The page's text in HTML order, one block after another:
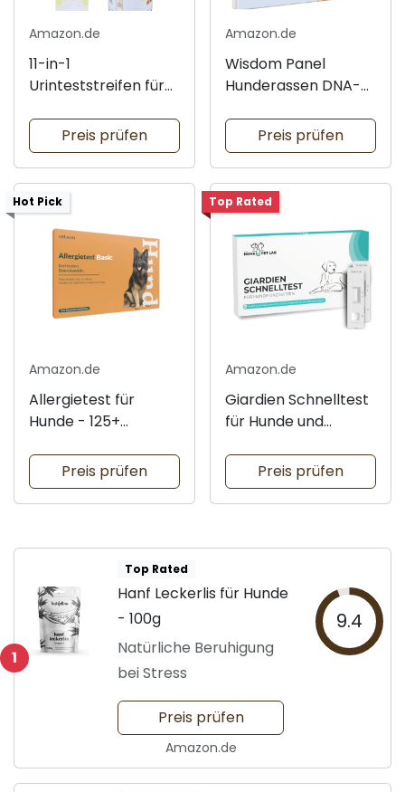
Amazon.de
11-in-1
Urinteststreifen für
Preis prüfen
Amazon.de
Wisdom Panel
Hunderassen DNA-
Preis prüfen
Hot Pick
Amazon.de
Allergietest für
Hunde - 125+
Preis prüfen
Top Rated
Amazon.de
Giardien Schnelltest
für Hunde und
Preis prüfen
1
Top Rated
Hanf Leckerlis für Hunde
- 100g
Natürliche Beruhigung
bei Stress
9.4
Preis prüfen
Amazon.de